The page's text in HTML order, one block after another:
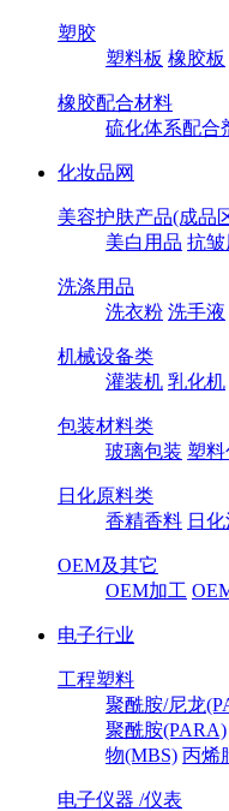
塑胶
塑料板 橡胶板
橡胶配合材料
硫化体系配合
化妆品网
美容护肤产品(成品
美白用品 抗皱
洗涤用品
洗衣粉 洗手液
机械设备类
灌装机 乳化机
包装材料类
玻璃包装 塑
日化原料类
香精香料 日
OEM及其它
OEM加工
电子行业
工程塑料
聚酰胺/尼龙
聚酰胺(PARA)
物(MBS) 丙烯
电子仪器 /仪表